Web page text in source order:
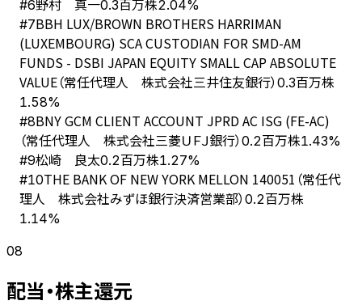
#6野村 真一0.3百万株2.04%
#7BBH LUX/BROWN BROTHERS HARRIMAN
(LUXEMBOURG) SCA CUSTODIAN FOR SMD-AM
FUNDS - DSBI JAPAN EQUITY SMALL CAP ABSOLUTE
VALUE（常任代理人 株式会社三井住友銀行） 0.3百万株
1.58%
#8BNY GCM CLIENT ACCOUNT JPRD AC ISG (FE-AC)
（常任代理人 株式会社三菱ＵＦＪ銀行） 0.2百万株1.43%
#9松崎 良太0.2百万株1.27%
#10THE BANK OF NEW YORK MELLON 140051（常任代
理人 株式会社みずほ銀行決済営業部） 0.2百万株
1.14%
08
配当・株主還元